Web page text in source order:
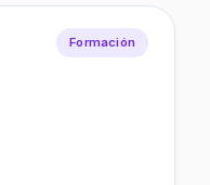
Formación